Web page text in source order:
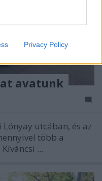
Privacy Policy
avatunk
utcában, és az
több a
...